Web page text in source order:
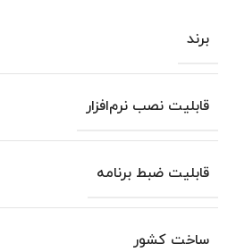
برند
قابلیت نصب نرم‌افزار
قابلیت ضبط برنامه
ساخت کشور